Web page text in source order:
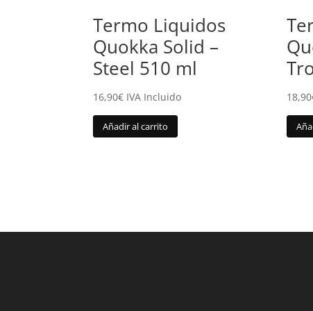
Termo Liquidos
Quokka Solid –
Steel 510 ml
16,90€ IVA Incluido
Añadir al carrito
18,90